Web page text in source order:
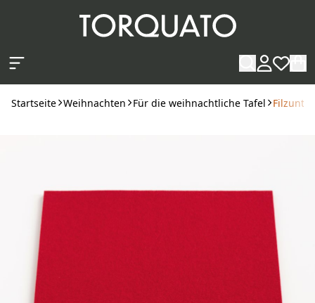
Startseite Weihnachten Für die weihnachtliche Tafel